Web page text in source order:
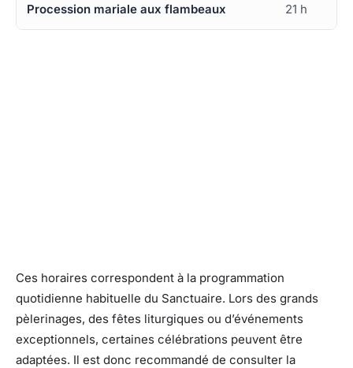
Procession mariale aux flambeaux 21 h
Ces horaires correspondent à la programmation
quotidienne habituelle du Sanctuaire. Lors des grands
pèlerinages, des fêtes liturgiques ou d’événements
exceptionnels, certaines célébrations peuvent être
adaptées. Il est donc recommandé de consulter la